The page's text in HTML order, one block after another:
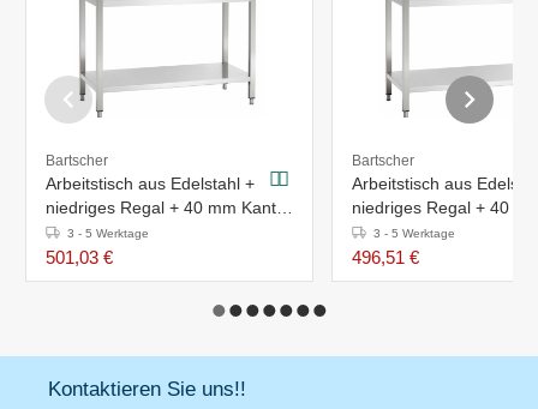
Bartscher
Arbeitstisch aus Edelstahl +
niedriges Regal + 40 mm Kante
– Höhe 850–900 mm – 2000 (L)
x 600 (T) mm
3 - 5 Werktage
501,03 €
Bartscher
Arbeitstisch aus
niedriges Regal + 40
– Höhe 850–900 mm –
x 700 (T) mm
3 - 5 Werktage
496,51 €
Kontaktieren Sie uns!!